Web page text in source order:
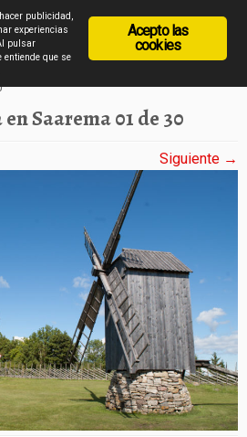
la isla de Saarema en imágenes
Saarema 01 de 30
Siguiente →
Acepto las
cookies
publicidad,
experiencias
pulsar
entiende que se